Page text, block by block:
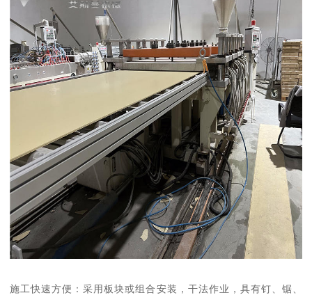
施工快速方便：采用板块或组合安装，干法作业，具有钉、锯、